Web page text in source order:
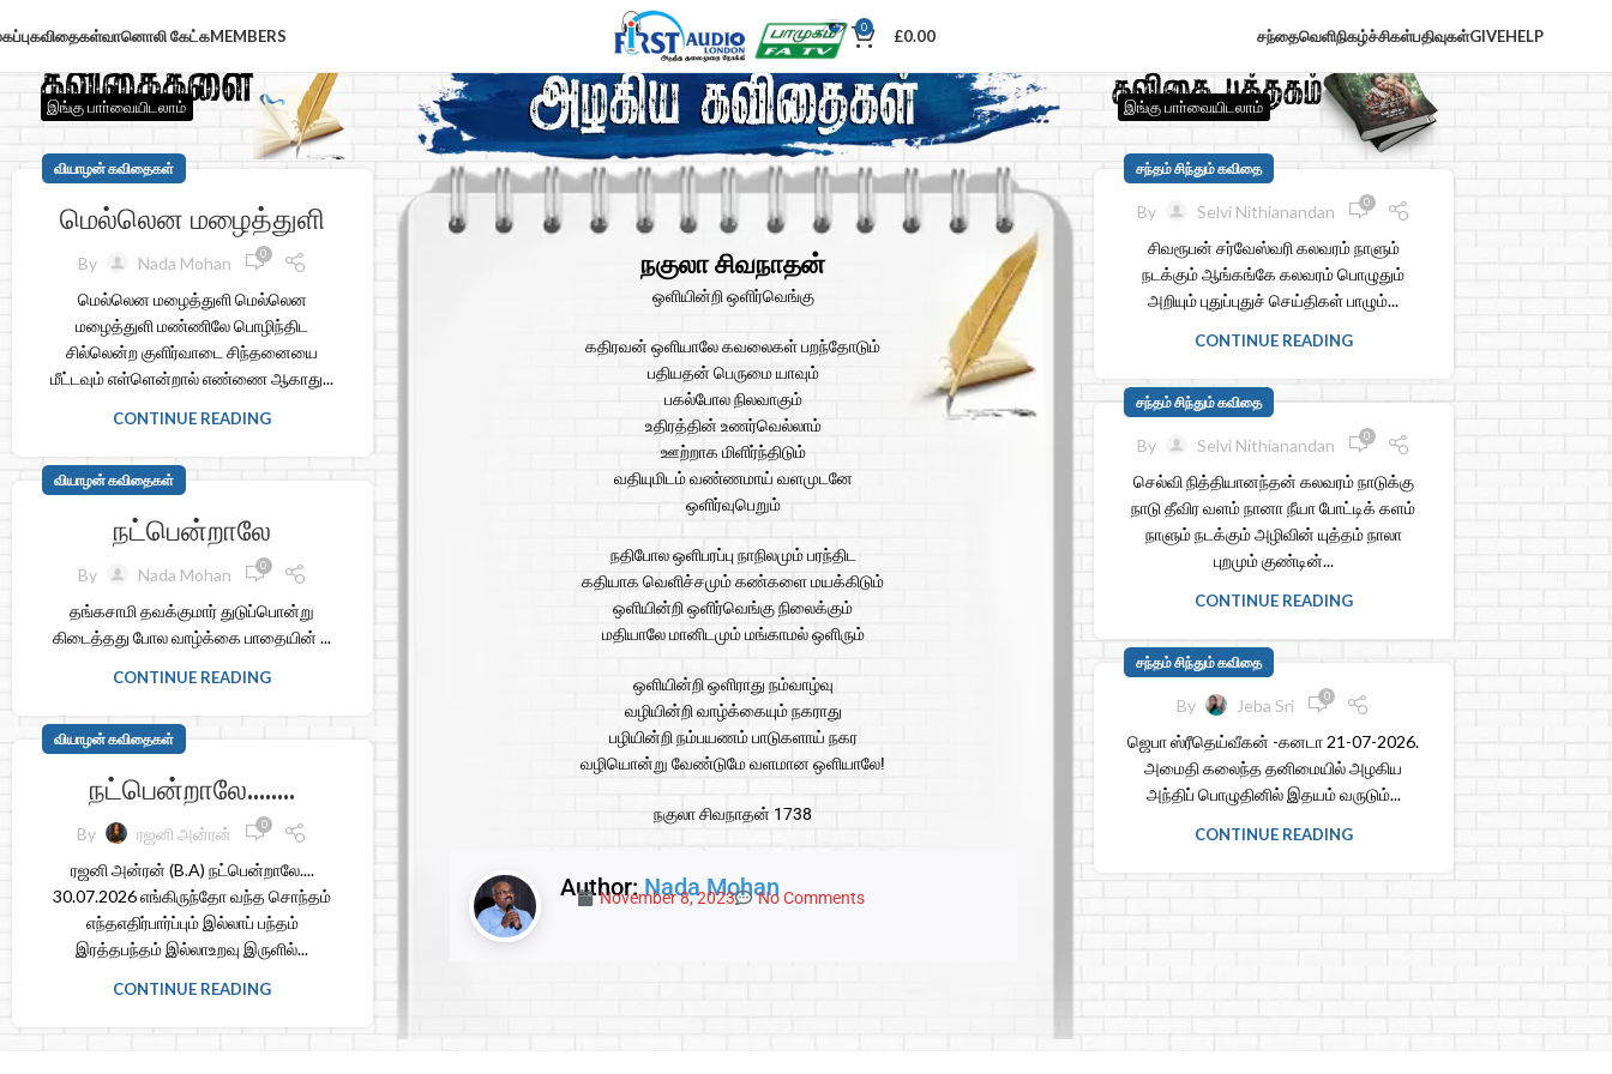
கவிதைகள்வானொலி கேட்கMEMBERS 0 £0.00 சந்தைவெளிநிகழ்ச்சிகள்பதிவுகள்GIVEHELP
இங்கு பாா்வையிடலாம் இங்கு பாா்வையிடலாம்
வியாழன் கவிதைகள்
மெல்லென மழைத்துளி
By Nada Mohan 0
மெல்லென மழைத்துளி மெல்லென
மழைத்துளி மண்ணிலே பொழிந்திட
சில்லென்ற குளிர்வாடை சிந்தனையை
மீட்டவும் எள்ளென்றால் எண்ணை ஆகாது...
CONTINUE READING
வியாழன் கவிதைகள்
நட்பென்றாலே
By Nada Mohan 0
தங்கசாமி தவக்குமார் துடுப்பொன்று
கிடைத்தது போல வாழ்க்கை பாதையின் ...
CONTINUE READING
வியாழன் கவிதைகள்
நட்பென்றாலே……..
By ரஜனி அன்ரன் 0
ரஜனி அன்ரன் (B.A) நட்பென்றாலே....
30.07.2026 எங்கிருந்தோ வந்த சொந்தம்
எந்தஎதிர்பார்ப்பும் இல்லாப் பந்தம்
இரத்தபந்தம் இல்லாஉறவு இருளில்...
CONTINUE READING
நகுலா சிவநாதன்
ஒளியின்றி ஒளிர்வெங்கு
கதிரவன் ஒளியாலே கவலைகள் பறந்தோடும்
பதியதன் பெருமை யாவும்
பகல்போல நிலவாகும்
உதிரத்தின் உணர்வெல்லாம்
ஊற்றாக மிளிர்ந்திடும்
வதியுமிடம் வண்ணமாய் வளமுடனே
ஒளிர்வுபெறும்
நதிபோல ஒளிபரப்பு நாநிலமும் பரந்திட
கதியாக வெளிச்சமும் கண்களை மயக்கிடும்
ஒளியின்றி ஒளிர்வெங்கு நிலைக்கும்
மதியாலே மானிடமும் மங்காமல் ஒளிரும்
ஒளியின்றி ஒளிராது நம்வாழ்வு
வழியின்றி வாழ்க்கையும் நகராது
பழியின்றி நம்பயணம் பாடுகளாய் நகர
வழியொன்று வேண்டுமே வளமான ஒளியாலே!
நகுலா சிவநாதன் 1738
Author:Nada Mohan
November 8, 2023 No Comments
சந்தம் சிந்தும் கவிதை
By Selvi Nithianandan 0
சிவரூபன் சர்வேஸ்வரி கலவரம் நாளும்
நடக்கும் ஆங்கங்கே கலவரம் பொழுதும்
அறியும் புதுப்புதுச் செய்திகள் பாழும்...
CONTINUE READING
சந்தம் சிந்தும் கவிதை
By Selvi Nithianandan 0
செல்வி நித்தியானந்தன் கலவரம் நாடுக்கு
நாடு தீவிர வளம் நானா நீயா போட்டிக் களம்
நாளும் நடக்கும் அழிவின் யுத்தம் நாலா
புறமும் குண்டின்...
CONTINUE READING
சந்தம் சிந்தும் கவிதை
By Jeba Sri 0
ஜெபா ஸ்ரீதெய்வீகன் -கனடா 21-07-2026.
அமைதி கலைந்த தனிமையில் அழகிய
அந்திப் பொழுதினில் இதயம் வருடும்...
CONTINUE READING